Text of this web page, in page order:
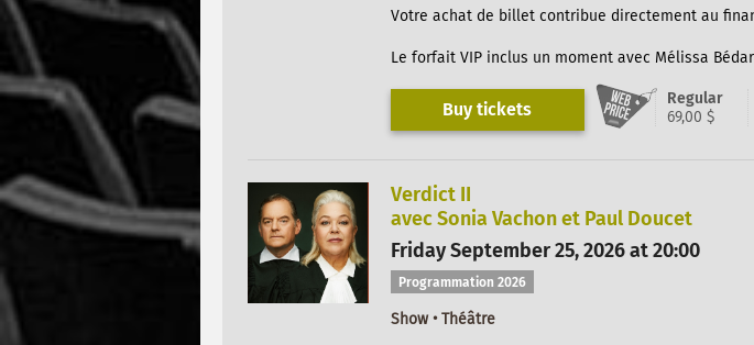
Votre achat de billet contribue directement au
Le forfait VIP inclus un moment avec Mélissa
Buy tickets
Regular
69,00 $
Verdict II
avec Sonia Vachon et Paul Doucet
Friday September 25, 2026 at 20:00
Programmation 2026
Show • Théâtre